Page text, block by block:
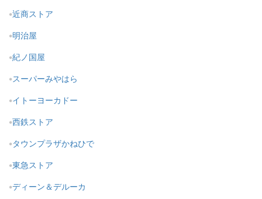
近商ストア
明治屋
紀ノ国屋
スーパーみやはら
イトーヨーカドー
西鉄ストア
タウンプラザかねひで
東急ストア
ディーン＆デルーカ